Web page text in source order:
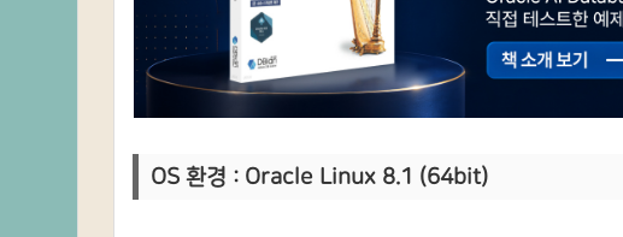
OS 환경 : Oracle Linux 8.1 (64bit)